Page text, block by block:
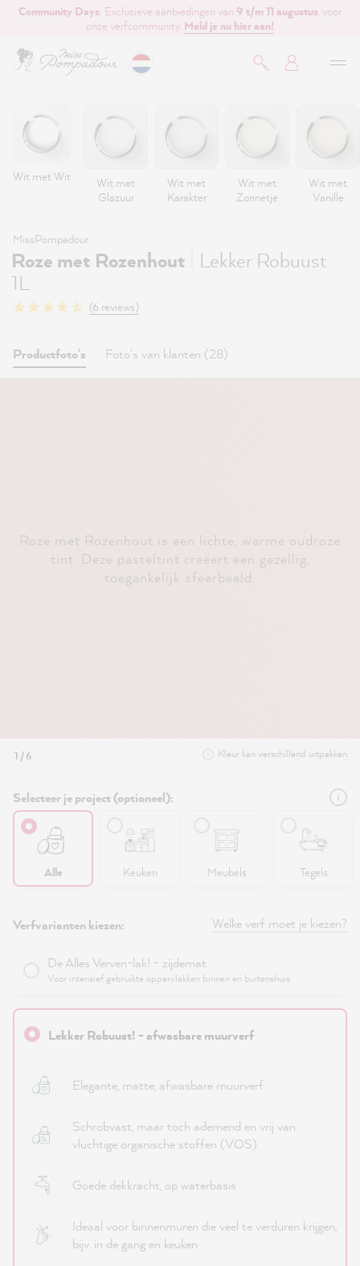
hoofdinhoud
Community Days: Exclusieve aanbiedingen van 9 t/m 11 augustus , voor
onze verfcommunity. Meld je nu hier aan!
Wit met Wit
Wit met
Glazuur
Wit met
Karakter
Wit met
Zonnetje
Wit met
Vanille
MissPompadour
Roze met Rozenhout
Lekker Robuust
1L
(6 reviews)
Productfoto's Foto's van klanten (28)
Roze met Rozenhout is een lichte, warme oudroze
tint. Deze pasteltint creëert een gezellig,
toegankelijk sfeerbeeld.
1 / 6 Kleur kan verschillend uitpakken
Selecteer je project (optioneel):
Alle Keuken Meubels Tegels
Verfvarianten kiezen: Welke verf moet je kiezen?
De Alles Verven-lak! - zijdemat
Voor intensief gebruikte oppervlakken binnen en buitenshuis
Lekker Robuust! - afwasbare muurverf
Elegante, matte, afwasbare muurverf
Schrobvast, maar toch ademend en vrij van
vluchtige organische stoffen (VOS)
Goede dekkracht, op waterbasis
Ideaal voor binnenmuren die veel te verduren krijgen,
bijv. in de gang en keuken